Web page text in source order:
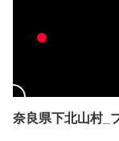
奈良県下北山村_